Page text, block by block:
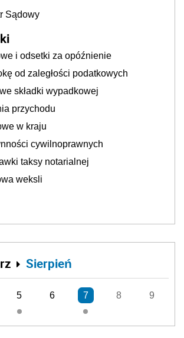
Sądowy
i odsetki za opóźnienie
od zaległości podatkowych
składki wypadkowej
przychodu
w kraju
cywilnoprawnych
taksy notarialnej
weksli
Sierpień
5 6 7 8 9